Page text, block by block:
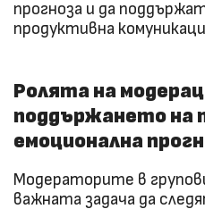
прогноза и да
продуктивна
Ролята на
поддържането на
емоционална
Модераторите в
важната задача да